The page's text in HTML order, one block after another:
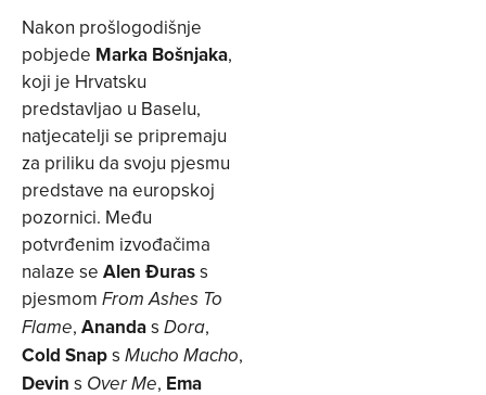
Nakon prošlogodišnje
pobjede Marka Bošnjaka,
koji je Hrvatsku
predstavljao u Baselu,
natjecatelji se pripremaju
za priliku da svoju pjesmu
predstave na europskoj
pozornici. Među
potvrđenim izvođačima
nalaze se Alen Đurass
pjesmom From Ashes To
Flame, Anandas Dora,
Cold Snaps Mucho Macho,
Devin s Over Me, Ema